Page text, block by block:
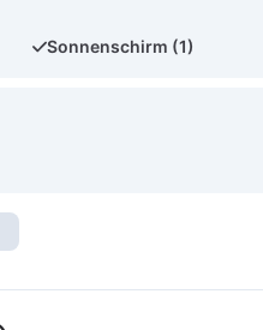
Sonnenschirm (1)